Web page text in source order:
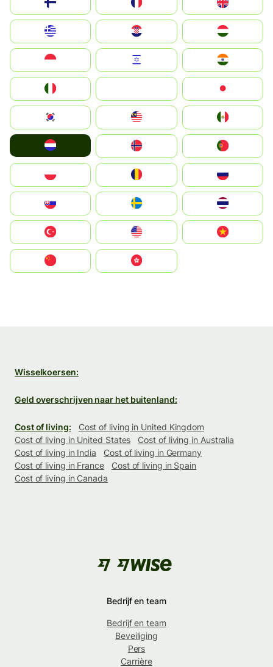
United Kingdom
Magyarország
South Korea
United States
中國香港特別行政區
Wisselkoersen:
Geld overschrijven naar het buitenland:
Cost of living:
Cost of living in United Kingdom
Cost of living in United States
Cost of living in Australia
Cost of living in India
Cost of living in Germany
Cost of living in France
Cost of living in Spain
Cost of living in Canada
Bedrijf en team
Bedrijf en team
Beveiliging
Pers
Carrière